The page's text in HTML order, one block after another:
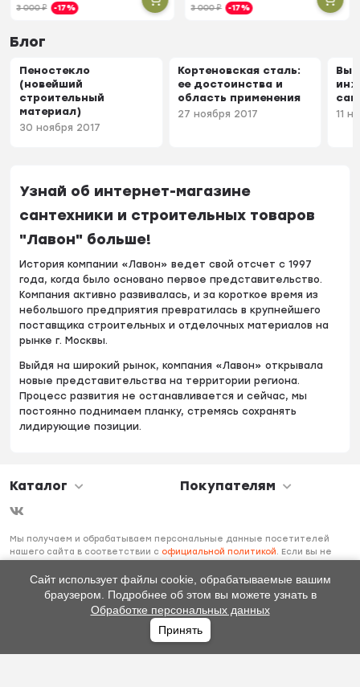
Избранное
3 000₽ -17% 3 000₽ -17%
Блог
Пеностекло
(новейший
строительный
материал)
30 ноября 2017
Кортеновская сталь:
ее достоинства и
область применения
27 ноября 2017 11
Узнай об интернет-магазине
сантехники и строительных товаров
"Лавон" больше!
История компании «Лавон» ведет свой отсчет с 1997
года, когда было основано первое представительство.
Компания активно развивалась, и за короткое время из
небольшого предприятия превратилась в крупнейшего
поставщика строительных и отделочных материалов на
рынке г. Москвы.
Выйдя на широкий рынок, компания «Лавон» открывала
новые представительства на территории региона.
Процесс развития не останавливается и сейчас, мы
постоянно поднимаем планку, стремясь сохранять
лидирующие позиции.
Каталог Покупателям
Мы получаем и обрабатываем персональные данные посетителей
нашего сайта в соответствии с официальной политикой. Если вы не
необходимо покинуть наш сайт.
Сайт использует файлы cookie, обрабатываемые вашим
браузером. Подробнее об этом вы можете узнать в
Обработке персональных данных
Принять